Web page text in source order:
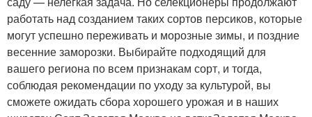
работать над созданием таких сортов персиков, которые
могут успешно переживать и морозные зимы, и поздние
весенние заморозки. Выбирайте подходящий для
вашего региона по всем признакам сорт, и тогда,
соблюдая рекомендации по уходу за культурой, вы
сможете ожидать сбора хорошего урожая и в наших